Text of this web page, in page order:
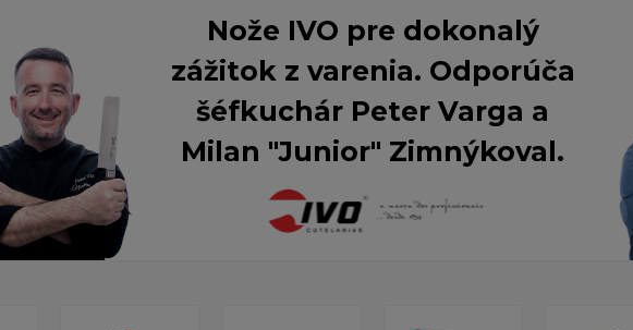
Nože IVO pre dokonalý
zážitok z varenia. Odporúča
šéfkuchár Peter Varga a
Milan "Junior" Zimnýkoval.